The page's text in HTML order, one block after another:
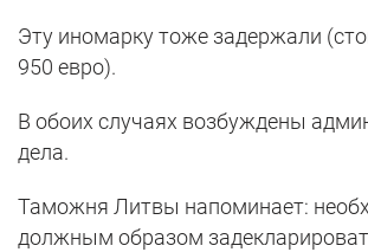
Эту иномарку тоже задержали
950 евро).
В обоих случаях возбуждены
дела.
Таможня Литвы напоминает:
должным образом